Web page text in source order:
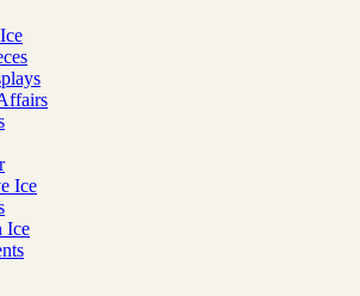
Ice
Ice